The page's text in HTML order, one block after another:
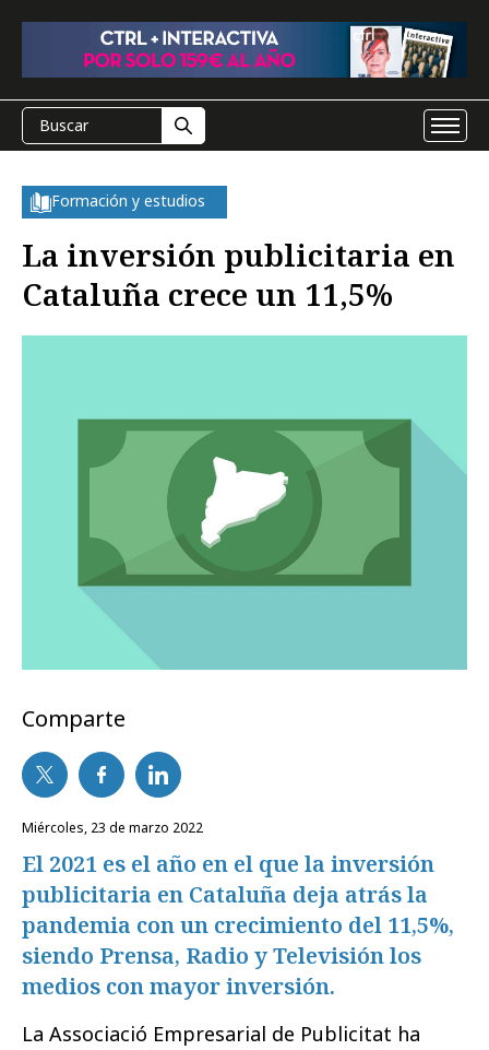
Formación y estudios
La inversión publicitaria en
Cataluña crece un 11,5%
Comparte
miércoles, 23 de marzo 2022
El 2021 es el año en el que la inversión
publicitaria en Cataluña deja atrás la
pandemia con un crecimiento del 11,5%,
siendo Prensa, Radio y Televisión los
medios con mayor inversión.
La Associació Empresarial de Publicitat ha